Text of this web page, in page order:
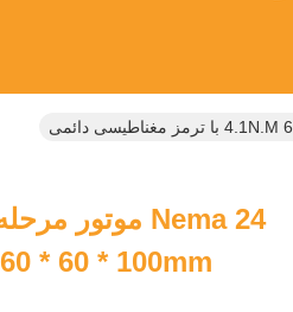
60 * 60 * 100mm با ترمز مغناطیسی دائمی